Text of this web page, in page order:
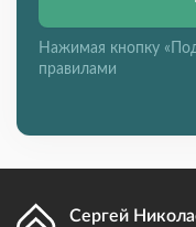
Нажимая кнопку
правилами
Сергей